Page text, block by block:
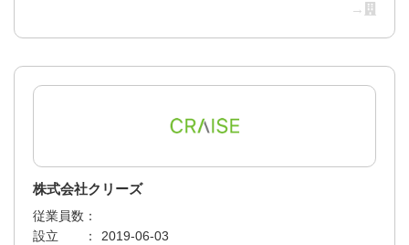
→
株式会社クリーズ
従業員数：
設立 ：
2019-06-03